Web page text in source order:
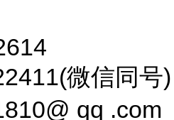
微信同号)
qq .com